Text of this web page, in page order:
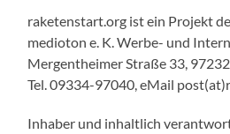
raketenstart.org ist ein Projekt
medioton e. K. Werbe- und
Mergentheimer Straße 33,
Tel. 09334-97040, eMail
Inhaber und inhaltlich